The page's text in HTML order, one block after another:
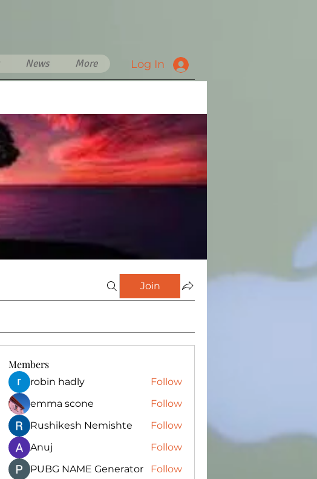
News More Log In
Join
Members
robin hadly
Follow
emma scone
Follow
Rushikesh Nemishte
Follow
Anuj
Follow
PUBG NAME Generator
Follow